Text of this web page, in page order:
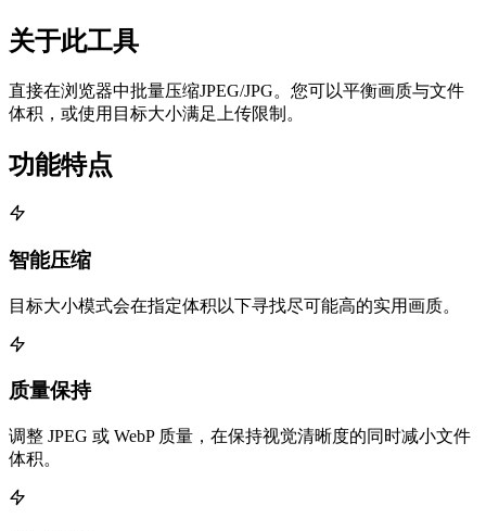
关于此工具
直接在浏览器中批量压缩JPEG/JPG。您可以平衡画质与文件
体积，或使用目标大小满足上传限制。
功能特点
智能压缩
目标大小模式会在指定体积以下寻找尽可能高的实用画质。
质量保持
调整 JPEG 或 WebP 质量，在保持视觉清晰度的同时减小文件
体积。